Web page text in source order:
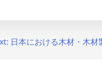
日本における木材・木